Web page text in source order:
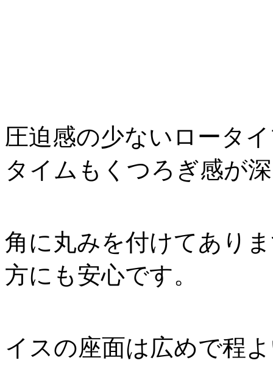
圧迫感の少ないロータ
タイムもくつろぎ感が
角に丸みを付けてあり
方にも安心です。
イスの座面は広めで程